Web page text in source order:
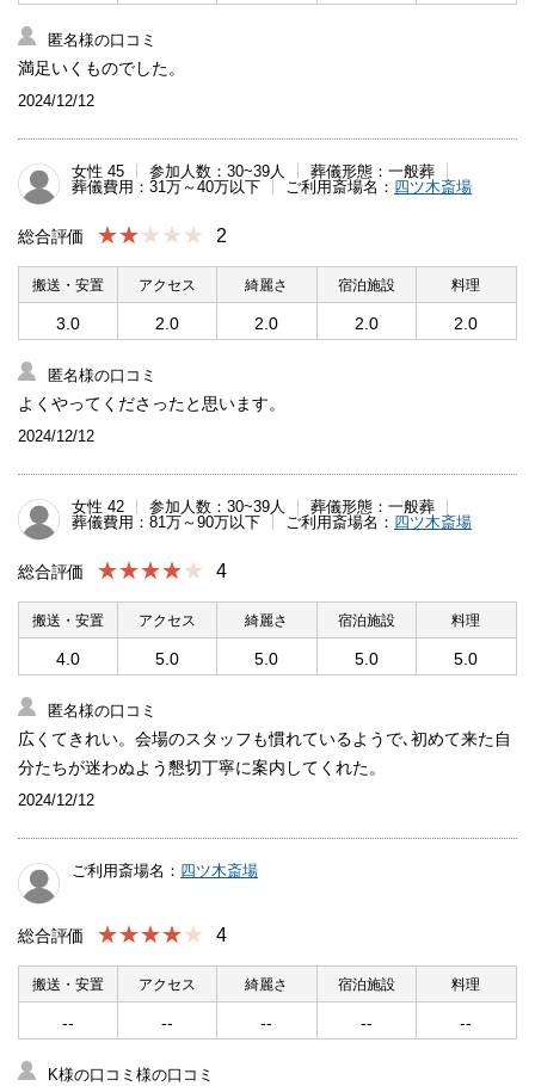
匿名様の口コミ
満足いくものでした。
2024/12/12
女性 45 参加人数：30~39人
葬儀形態：一般葬
葬儀費用：31万～40万以下
ご利用斎場名： 四ツ木斎場
総合評価 ★★ 2
搬送・安置
3.0
アクセス
2.0
綺麗さ
2.0
宿泊施設
2.0
料理
2.0
匿名様の口コミ
よくやってくださったと思います。
2024/12/12
女性 42 参加人数：30~39人
葬儀形態：一般葬
葬儀費用：81万～90万以下
ご利用斎場名： 四ツ木斎場
総合評価 ★★★★ 4
搬送・安置
4.0
アクセス
5.0
綺麗さ
5.0
宿泊施設
5.0
料理
5.0
匿名様の口コミ
広くてきれい。会場のスタッフも慣れているようで､初めて来た自
分たちが迷わぬよう懇切丁寧に案内してくれた。
2024/12/12
ご利用斎場名： 四ツ木斎場
総合評価 ★★★★ 4
搬送・安置
--
アクセス
--
綺麗さ
--
宿泊施設
--
料理
--
K様の口コミ様の口コミ